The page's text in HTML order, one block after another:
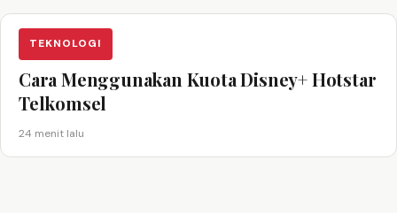
TEKNOLOGI
Cara Menggunakan Kuota Disney+ Hotstar
Telkomsel
24 menit lalu